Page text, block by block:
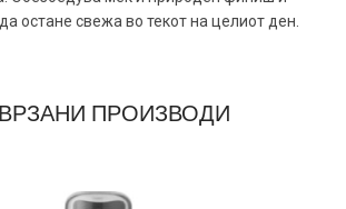
остане свежа во текот на целиот ден.
ПРОИЗВОДИ